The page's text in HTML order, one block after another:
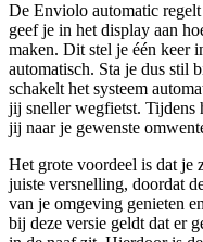
De Enviolo automatic
geef je in het display aan
maken. Dit stel je één keer
automatisch. Sta je dus stil
schakelt het systeem
jij sneller wegfietst. Tijdens
jij naar je gewenste
Het grote voordeel is dat je
juiste versnelling, doordat
van je omgeving genieten
bij deze versie geldt dat er